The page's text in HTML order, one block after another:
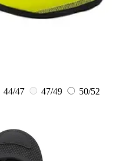
44/47 47/49
50/52